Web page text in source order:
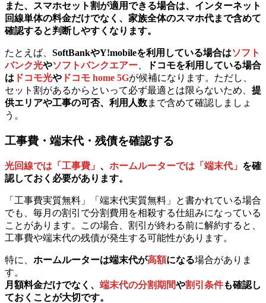
また、スマホセット割が適用できる場合は、インターネット
回線単体の料金だけでなく、 家族全体のスマホ代まで含めて
確認すると判断しやすくなります。
たとえば、 SoftBankやY!mobileを利用している場合はソフト
バンク光やソフトバンクエアー
ドコモを利用している場合
は ドコモ光や ドコモ home 5Gが候補になります。ただし、
セット割があるからといって必ず最適とは限らないため、 提
供エリアや工事の可否、利用人数まで含めて確認しましょ
う。
工事費・端末代・残債を確認する
光回線では「工事費」 、 ホームルーターでは「端末代」 を確
認しておく必要があります。
「工事費実質無料」「端末代実質無料」と書かれている場合
でも、毎月の割引で分割費用を相殺する仕組みになっている
ことがあります。この場合、割引が終わる前に解約すると、
工事費や端末代の残債が発生する可能性があります。
特に、 ホームルーターは端末代が高額になる場合がありま
す。
月額料金だけでなく、 端末代の分割期間や割引条件も確認し
ておくことが大切です。